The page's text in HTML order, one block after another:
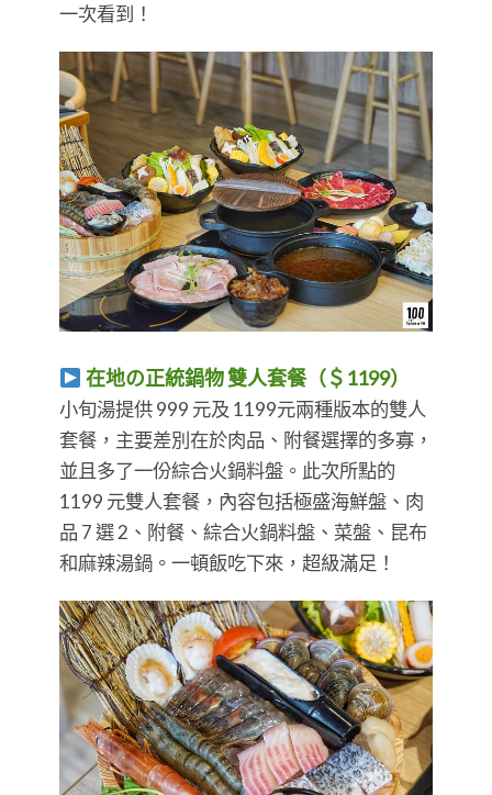
一次看到！
在地の正統鍋物 雙人套餐（＄1199）
小旬湯提供 999 元及 1199元兩種版本的雙人
套餐，主要差別在於肉品、附餐選擇的多寡，
並且多了一份綜合火鍋料盤。此次所點的
1199 元雙人套餐，內容包括極盛海鮮盤、肉
品 7 選 2、附餐、綜合火鍋料盤、菜盤、昆布
和麻辣湯鍋。一頓飯吃下來，超級滿足！